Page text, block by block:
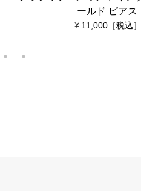
ールド ピアス
11,000